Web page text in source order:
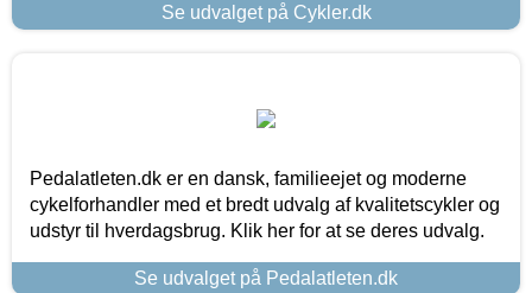
Se udvalget på Cykler.dk
Pedalatleten.dk er en dansk, familieejet og moderne
cykelforhandler med et bredt udvalg af kvalitetscykler og
udstyr til hverdagsbrug. Klik her for at se deres udvalg.
Se udvalget på Pedalatleten.dk